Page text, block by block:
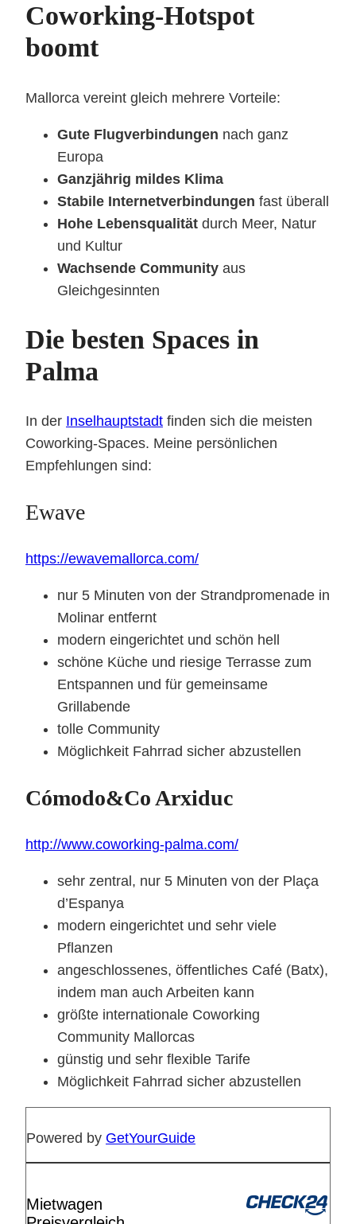
Coworking-Hotspot
boomt
Mallorca vereint gleich mehrere Vorteile:
Gute Flugverbindungen nach ganz
Europa
Ganzjährig mildes Klima
Stabile Internetverbindungen fast überall
Hohe Lebensqualität durch Meer, Natur
und Kultur
Wachsende Community aus
Gleichgesinnten
Die besten Spaces in
Palma
In der Inselhauptstadt finden sich die meisten
Coworking-Spaces. Meine persönlichen
Empfehlungen sind:
Ewave
https://ewavemallorca.com/
nur 5 Minuten von der Strandpromenade in
Molinar entfernt
modern eingerichtet und schön hell
schöne Küche und riesige Terrasse zum
Entspannen und für gemeinsame
Grillabende
tolle Community
Möglichkeit Fahrrad sicher abzustellen
Cómodo&Co Arxiduc
http://www.coworking-palma.com/
sehr zentral, nur 5 Minuten von der Plaça
d’Espanya
modern eingerichtet und sehr viele
Pflanzen
angeschlossenes, öffentliches Café (Batx),
indem man auch Arbeiten kann
größte internationale Coworking
Community Mallorcas
günstig und sehr flexible Tarife
Möglichkeit Fahrrad sicher abzustellen
Powered by GetYourGuide
Mietwagen